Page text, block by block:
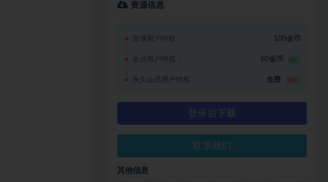
资源信息
普通用户特权： 100金币
会员用户特权： 60金币 6折
永久会员用户特权： 免费
登录后下载
联系我们
其他信息